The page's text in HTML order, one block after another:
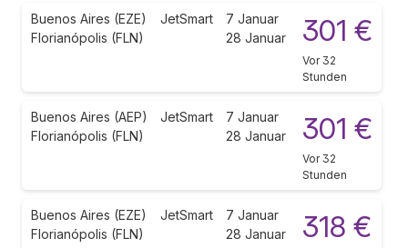
Buenos Aires (EZE)
Florianópolis (FLN)
JetSmart
7 Januar
28 Januar
301 €
Vor 32
Stunden
Buenos Aires (AEP)
Florianópolis (FLN)
JetSmart
7 Januar
28 Januar
301 €
Vor 32
Stunden
Buenos Aires (EZE)
Florianópolis (FLN)
JetSmart
7 Januar
28 Januar
318 €